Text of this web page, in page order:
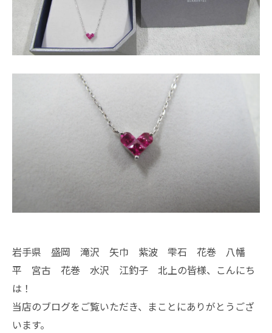
岩手県 盛岡 滝沢 矢巾 紫波 雫石 花巻 八幡
平 宮古 花巻 水沢 江釣子 北上の皆様、こんにち
は！
当店のブログをご覧いただき、まことにありがとうござ
います。